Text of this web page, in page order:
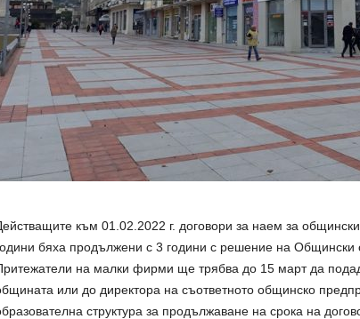
към 01.02.2022 г. договори за наем за
бяха продължени с 3 години с решение на Общински
на малки фирми ще трябва до 15 март да
или до директора на съответното общинско
структура за продължаване на срока на